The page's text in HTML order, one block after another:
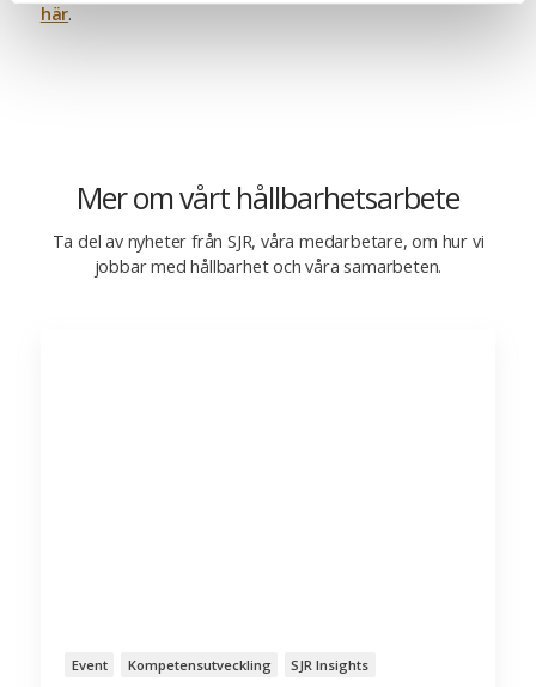
här.
Mer om vårt hållbarhetsarbete
Ta del av nyheter från SJR, våra medarbetare, om hur vi
jobbar med hållbarhet och våra samarbeten.
Event Kompetensutveckling
SJR Insights